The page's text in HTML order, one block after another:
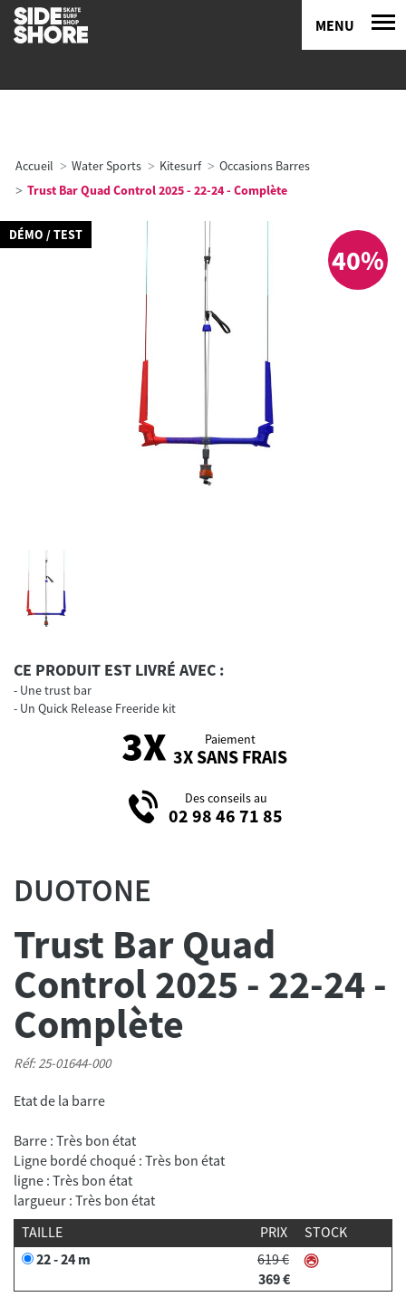
MENU
Accueil Water Sports Kitesurf
Occasions Barres
Trust Bar Quad Control 2025 - 22-24 - Complète
40%
DÉMO / TEST
CE PRODUIT EST LIVRÉ AVEC :
Une trust bar
Un Quick Release Freeride kit
Paiement
3X SANS FRAIS
Des conseils au
02 98 46 71 85
DUOTONE
Trust Bar Quad
Control 2025 - 22-24 -
Complète
Réf: 25-01644-000
Etat de la barre
Barre : Très bon état
Ligne bordé choqué : Très bon état
ligne : Très bon état
largueur : Très bon état
TAILLE
PRIX
STOCK
22 - 24 m
619 €
369 €